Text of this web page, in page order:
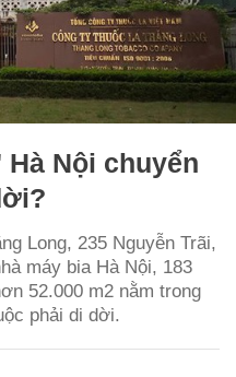
Hà Nội chuyển
Long, 235 Nguyễn Trãi,
máy bia Hà Nội, 183
52.000 m2 nằm trong
phải di dời.